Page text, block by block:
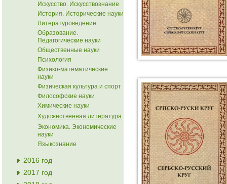
Искусство. Искусствознание
История. Исторические науки
Литературоведение
Образование.
Педагогические науки
Общественные науки
Психология
Физико-математические
науки
Физическая культура и спорт
Философские науки
Химические науки
Художественная литература
Экономика. Экономические
науки
Языкознание
2016 год
2017 год